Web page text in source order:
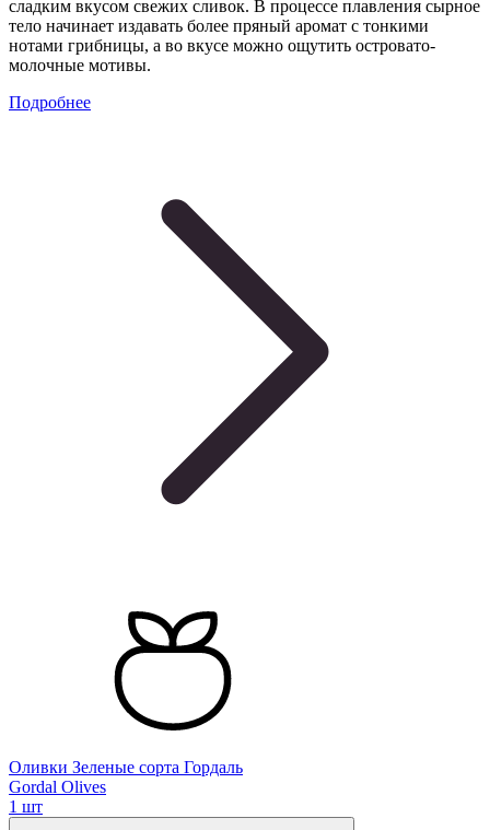
сладким вкусом свежих сливок. В процессе плавления сырное
тело начинает издавать более пряный аромат с тонкими
нотами грибницы, а во вкусе можно ощутить островато-
молочные мотивы.
Подробнее
Оливки Зеленые сорта Гордаль
Gordal Olives
1 шт